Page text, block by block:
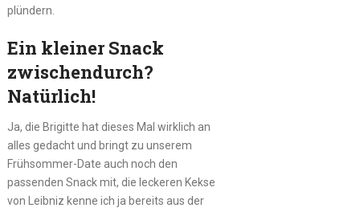
plündern.
Ein kleiner Snack
zwischendurch?
Natürlich!
Ja, die Brigitte hat dieses Mal wirklich an
alles gedacht und bringt zu unserem
Frühsommer-Date auch noch den
passenden Snack mit, die leckeren Kekse
von Leibniz kenne ich ja bereits aus der